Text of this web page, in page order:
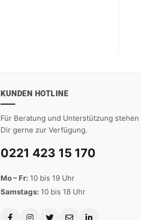
KUNDEN HOTLINE
Für Beratung und Unterstützung
Dir gerne zur Verfügung.
0221 423 15 170
Mo – Fr: 10 bis 19 Uhr
Samstags: 10 bis 18 Uhr